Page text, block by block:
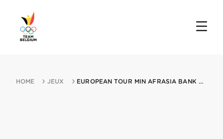
HOME JEUX EUROPEAN TOUR MIN AFRASIA BANK MAURITIUS OPEN 03122017 BEL OMBRE